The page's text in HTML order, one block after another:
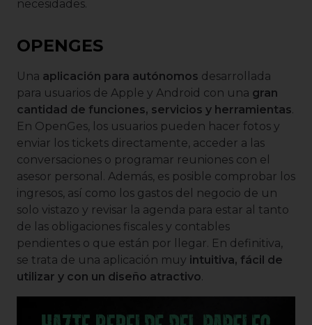
necesidades.
OPENGES
Una aplicación para autónomos desarrollada
para usuarios de Apple y Android con una gran
cantidad de funciones, servicios y herramientas.
En OpenGes, los usuarios pueden hacer fotos y
enviar los tickets directamente, acceder a las
conversaciones o programar reuniones con el
asesor personal. Además, es posible comprobar los
ingresos, así como los gastos del negocio de un
solo vistazo y revisar la agenda para estar al tanto
de las obligaciones fiscales y contables
pendientes o que están por llegar. En definitiva,
se trata de una aplicación muy intuitiva, fácil de
utilizar y con un diseño atractivo.